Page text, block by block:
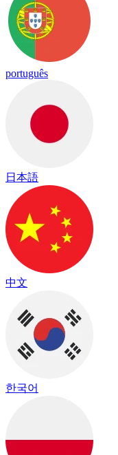
português
日本語
中文
한국어